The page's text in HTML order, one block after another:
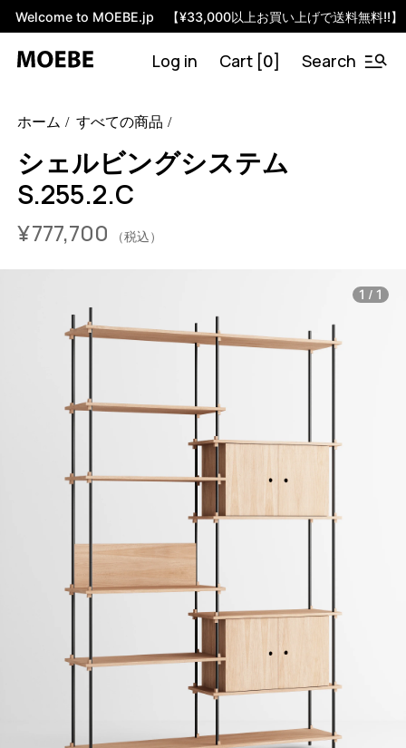
Welcome to MOEBE.jp 【¥33,000以上お買い上げで送料無料!!】
Log in Cart [0] Search
system-s-255-2-c?variant=46593933869288
S.255.2.C.OA.BL
0
ホーム すべての商品
シェルビングシステム
S.255.2.C
¥777,700 （税込）
1 / 1